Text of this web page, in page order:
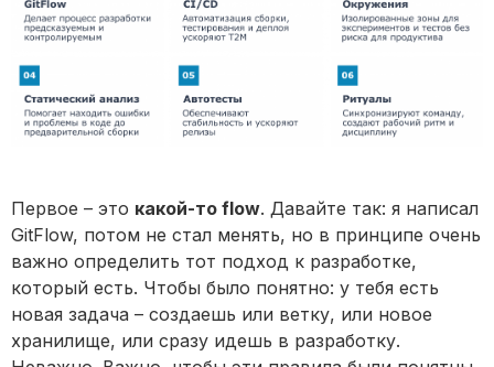
Первое – это какой-то flow. Давайте так: я написал
GitFlow, потом не стал менять, но в принципе очень
важно определить тот подход к разработке,
который есть. Чтобы было понятно: у тебя есть
новая задача – создаешь или ветку, или новое
хранилище, или сразу идешь в разработку.